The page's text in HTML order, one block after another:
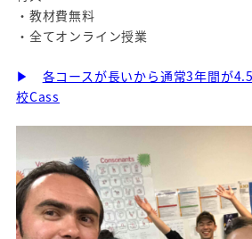
・教材費無料
・全てオンライン授業
▶
各コースが長いから通常3年間が
校Cass